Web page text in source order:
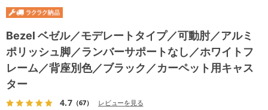
Bezel ベゼル／モデレートタイプ／可動肘／アルミ
ポリッシュ脚／ランバーサポートなし／ホワイトフ
レーム／背座別色／ブラック／カーペット用キャス
ター
4.7（67） レビューを見る